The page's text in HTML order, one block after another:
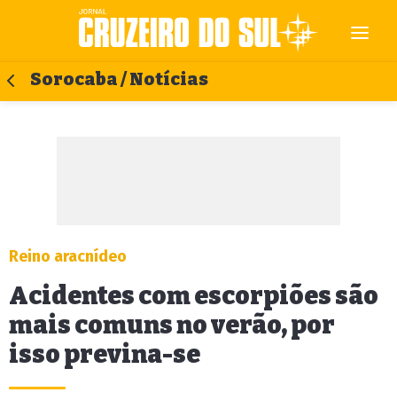
Sorocaba / Notícias
Reino aracnídeo
Acidentes com escorpiões são
mais comuns no verão, por
isso previna-se